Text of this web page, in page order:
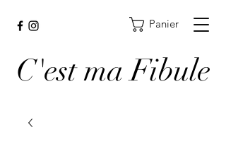
C'est ma Fibule
Panier